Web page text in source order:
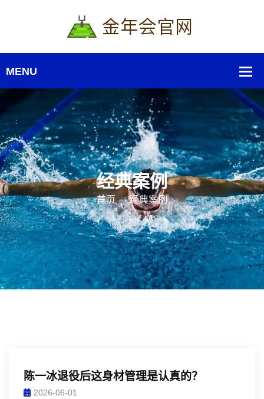
经典案例
首页 经典案例
陈一冰退役后这身材管理是认真的？
2026-06-01